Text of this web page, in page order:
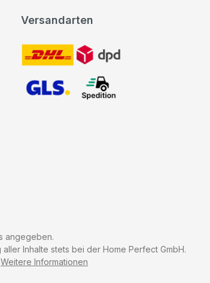
Versandarten
angegeben.
Inhalte stets bei der Home Perfect GmbH.
Weitere Informationen